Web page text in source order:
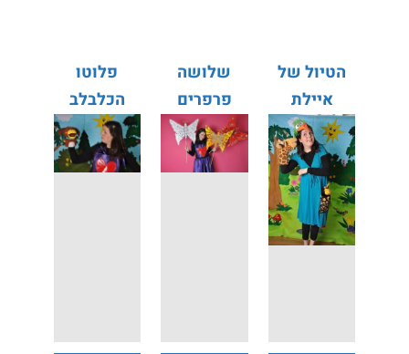
הטיול של
איילת
שלושה
פרפרים
פלוטו
הכלבלב
השובב